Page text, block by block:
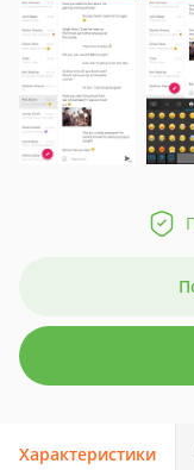
Характеристики